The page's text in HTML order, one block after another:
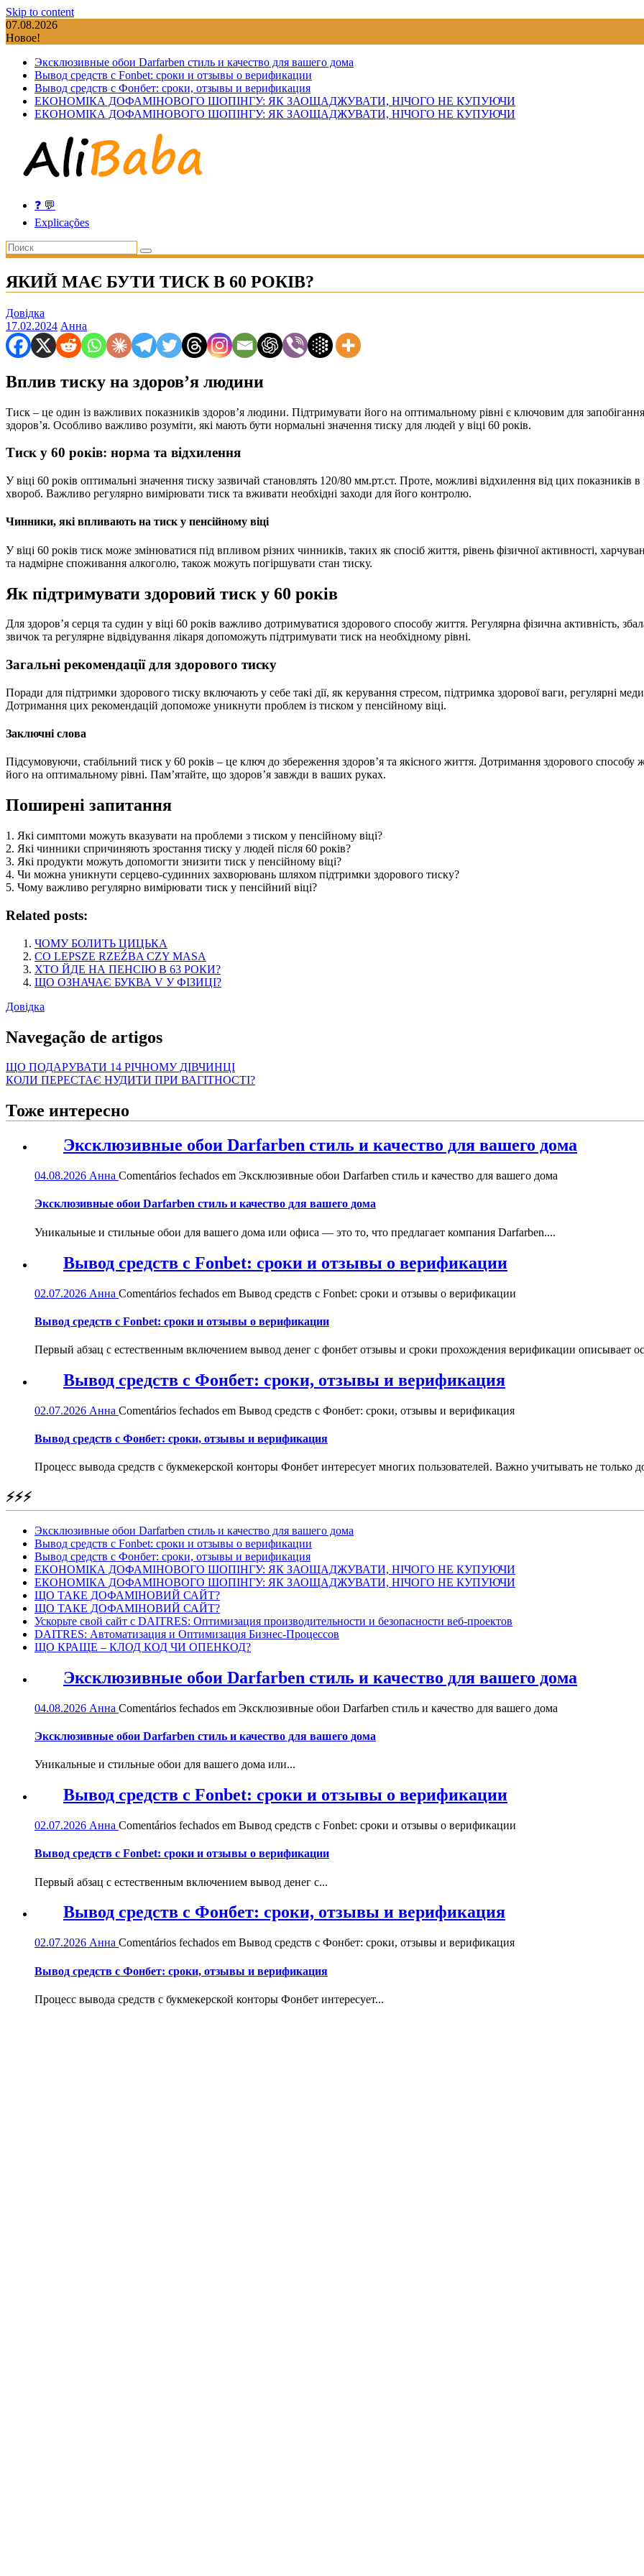
Skip to content
07.08.2026
Новое!
Эксклюзивные обои Darfarben стиль и качество для вашего дома
Вывод средств с Fonbet: сроки и отзывы о верификации
Вывод средств с Фонбет: сроки, отзывы и верификация
ЕКОНОМІКА ДОФАМІНОВОГО ШОПІНГУ: ЯК ЗАОЩАДЖУВАТИ, НІЧОГО НЕ КУПУЮЧИ
ЕКОНОМІКА ДОФАМІНОВОГО ШОПІНГУ: ЯК ЗАОЩАДЖУВАТИ, НІЧОГО НЕ КУПУЮЧИ
❓ 💬
Explicações
ЯКИЙ МАЄ БУТИ ТИСК В 60 РОКІВ?
Довідка
17.02.2024 Анна
Вплив тиску на здоров’я людини
Тиск – це один із важливих показників здоров’я людини. Підтримувати його на оптимальному рівні є ключовим для
здоров’я. Особливо важливо розуміти, які мають бути нормальні значення тиску для людей у віці 60 років.
Тиск у 60 років: норма та відхилення
У віці 60 років оптимальні значення тиску зазвичай становлять 120/80 мм.рт.ст. Проте, можливі відхилення від цих показників
хвороб. Важливо регулярно вимірювати тиск та вживати необхідні заходи для його контролю.
Чинники, які впливають на тиск у пенсійному віці
У віці 60 років тиск може змінюватися під впливом різних чинників, таких як спосіб життя, рівень фізичної активності,
та надмірне споживання алкоголю, також можуть погіршувати стан тиску.
Як підтримувати здоровий тиск у 60 років
Для здоров’я серця та судин у віці 60 років важливо дотримуватися здорового способу життя. Регулярна фізична активність,
звичок та регулярне відвідування лікаря допоможуть підтримувати тиск на необхідному рівні.
Загальні рекомендації для здорового тиску
Поради для підтримки здорового тиску включають у себе такі дії, як керування стресом, підтримка здорової ваги, регулярні
Дотримання цих рекомендацій допоможе уникнути проблем із тиском у пенсійному віці.
Заключні слова
Підсумовуючи, стабільний тиск у 60 років – це ключ до збереження здоров’я та якісного життя. Дотримання здорового способу
його на оптимальному рівні. Пам’ятайте, що здоров’я завжди в ваших руках.
Поширені запитання
1. Які симптоми можуть вказувати на проблеми з тиском у пенсійному віці?
2. Які чинники спричиняють зростання тиску у людей після 60 років?
3. Які продукти можуть допомогти знизити тиск у пенсійному віці?
4. Чи можна уникнути серцево-судинних захворювань шляхом підтримки здорового тиску?
5. Чому важливо регулярно вимірювати тиск у пенсійний віці?
Related posts:
ЧОМУ БОЛИТЬ ЦИЦЬКА
CO LEPSZE RZEŹBA CZY MASA
ХТО ЙДЕ НА ПЕНСІЮ В 63 РОКИ?
ЩО ОЗНАЧАЄ БУКВА V У ФІЗИЦІ?
Довідка
Navegação de artigos
ЩО ПОДАРУВАТИ 14 РІЧНОМУ ДІВЧИНЦІ
КОЛИ ПЕРЕСТАЄ НУДИТИ ПРИ ВАГІТНОСТІ?
Тоже интересно
Эксклюзивные обои Darfarben стиль и качество для вашего дома
04.08.2026 Анна Comentários fechados em Эксклюзивные обои Darfarben стиль и качество для вашего дома
Эксклюзивные обои Darfarben стиль и качество для вашего дома
Уникальные и стильные обои для вашего дома или офиса — это то, что предлагает компания Darfarben....
Вывод средств с Fonbet: сроки и отзывы о верификации
02.07.2026 Анна Comentários fechados em Вывод средств с Fonbet: сроки и отзывы о верификации
Вывод средств с Fonbet: сроки и отзывы о верификации
Первый абзац с естественным включением вывод денег с фонбет отзывы и сроки прохождения верификации описывает
Вывод средств с Фонбет: сроки, отзывы и верификация
02.07.2026 Анна Comentários fechados em Вывод средств с Фонбет: сроки, отзывы и верификация
Вывод средств с Фонбет: сроки, отзывы и верификация
Процесс вывода средств с букмекерской конторы Фонбет интересует многих пользователей. Важно учитывать не только
⚡⚡⚡
Эксклюзивные обои Darfarben стиль и качество для вашего дома
Вывод средств с Fonbet: сроки и отзывы о верификации
Вывод средств с Фонбет: сроки, отзывы и верификация
ЕКОНОМІКА ДОФАМІНОВОГО ШОПІНГУ: ЯК ЗАОЩАДЖУВАТИ, НІЧОГО НЕ КУПУЮЧИ
ЕКОНОМІКА ДОФАМІНОВОГО ШОПІНГУ: ЯК ЗАОЩАДЖУВАТИ, НІЧОГО НЕ КУПУЮЧИ
ЩО ТАКЕ ДОФАМІНОВИЙ САЙТ?
ЩО ТАКЕ ДОФАМІНОВИЙ САЙТ?
Ускорьте свой сайт с DAITRES: Оптимизация производительности и безопасности веб-проектов
DAITRES: Автоматизация и Оптимизация Бизнес-Процессов
ЩО КРАЩЕ – КЛОД КОД ЧИ ОПЕНКОД?
Эксклюзивные обои Darfarben стиль и качество для вашего дома
04.08.2026 Анна Comentários fechados em Эксклюзивные обои Darfarben стиль и качество для вашего дома
Эксклюзивные обои Darfarben стиль и качество для вашего дома
Уникальные и стильные обои для вашего дома или...
Вывод средств с Fonbet: сроки и отзывы о верификации
02.07.2026 Анна Comentários fechados em Вывод средств с Fonbet: сроки и отзывы о верификации
Вывод средств с Fonbet: сроки и отзывы о верификации
Первый абзац с естественным включением вывод денег с...
Вывод средств с Фонбет: сроки, отзывы и верификация
02.07.2026 Анна Comentários fechados em Вывод средств с Фонбет: сроки, отзывы и верификация
Вывод средств с Фонбет: сроки, отзывы и верификация
Процесс вывода средств с букмекерской конторы Фонбет интересует...